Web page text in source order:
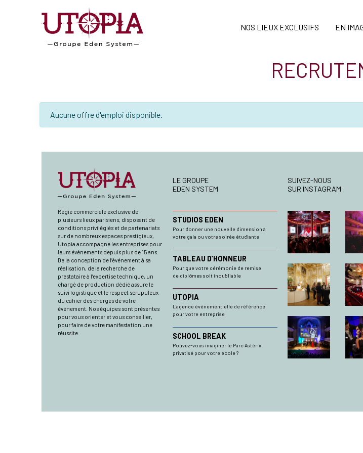
NOS LIEUX EXCLUSIFS EN
Aucune offre d'emploi disponible.
Régie commerciale exclusive de
plusieurs lieux parisiens, disposant de
conditions privilégiés et de partenariats
sur de nombreux espaces prestigieux,
Utopia accompagne les entreprises pour
leurs événements depuis plus de 15 ans.
De la conception de l’événement à sa
réalisation, de la recherche de
prestataire à l’expertise technique, un
chargé de production dédié assure le
suivi logistique et le respect scrupuleux
du cahier des charges de votre
événement. Nos équipes sont présentes
pour vous orienter et vous conseiller,
pour faire de votre manifestation une
réussite.
LE GROUPE
EDEN SYSTEM
STUDIOS EDEN
Pour donner une nouvelle dimension à
votre gala ou votre soirée étudiante
TABLEAU D’HONNEUR
Pour que votre cérémonie de remise
de diplômes soit inoubliable
UTOPIA
L’agence événementielle de référence
pour votre entreprise
SCHOOL BREAK
Pouvez-vous imaginer le Parc Astérix
privatisé pour votre école ?
SUIVEZ-NOUS
SUR INSTAGRAM